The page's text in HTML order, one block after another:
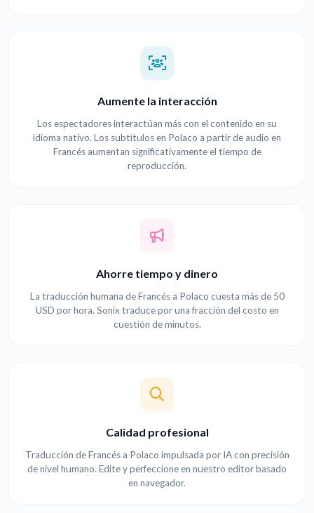
Aumente la interacción
Los espectadores interactúan más con el contenido en su
idioma nativo. Los subtítulos en Polaco a partir de audio en
Francés aumentan significativamente el tiempo de
reproducción.
Ahorre tiempo y dinero
La traducción humana de Francés a Polaco cuesta más de 50
USD por hora. Sonix traduce por una fracción del costo en
cuestión de minutos.
Calidad profesional
Traducción de Francés a Polaco impulsada por IA con precisión
de nivel humano. Edite y perfeccione en nuestro editor basado
en navegador.